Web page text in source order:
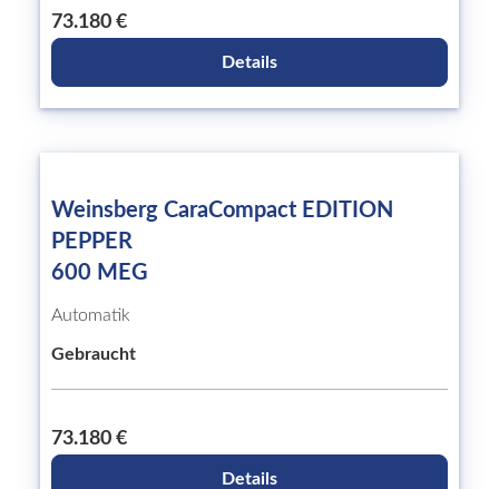
73.180 €
Details
Weinsberg CaraCompact EDITION
PEPPER
600 MEG
Automatik
Gebraucht
73.180 €
Details